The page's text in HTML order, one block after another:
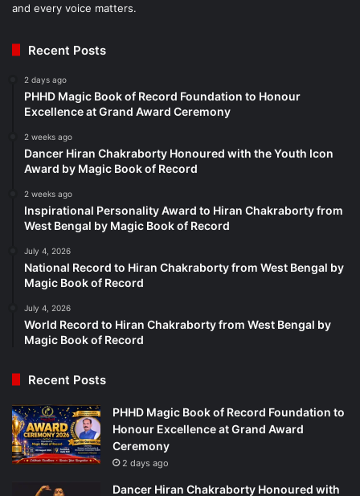
and every voice matters.
Recent Posts
2 days ago
PHHD Magic Book of Record Foundation to Honour
Excellence at Grand Award Ceremony
2 weeks ago
Dancer Hiran Chakraborty Honoured with the Youth Icon
Award by Magic Book of Record
2 weeks ago
Inspirational Personality Award to Hiran Chakraborty from
West Bengal by Magic Book of Record
July 4, 2026
National Record to Hiran Chakraborty from West Bengal by
Magic Book of Record
July 4, 2026
World Record to Hiran Chakraborty from West Bengal by
Magic Book of Record
Recent Posts
PHHD Magic Book of Record Foundation to
Honour Excellence at Grand Award
Ceremony
2 days ago
Dancer Hiran Chakraborty Honoured with